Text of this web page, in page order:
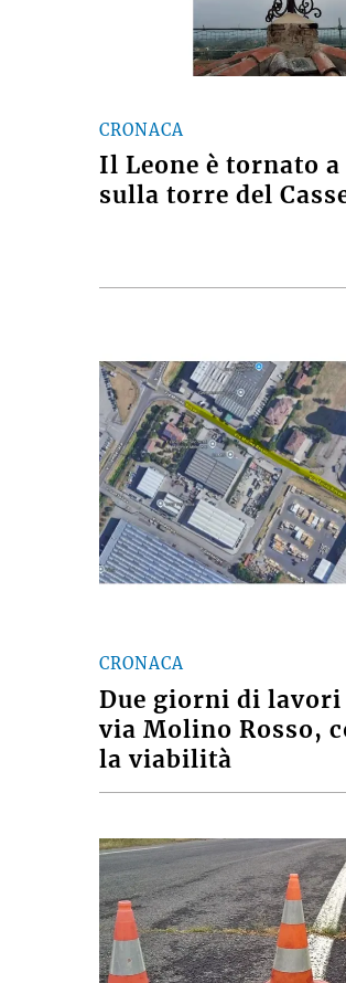
CRONACA
Il Leone è tornato
sulla torre del
CRONACA
Due giorni di
via Molino Rosso,
la viabilità